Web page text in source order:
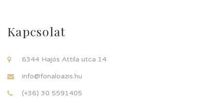
Kapcsolat
6344 Hajós Attila utca 14
info@fonaloazis.hu
(+36) 30 5591405